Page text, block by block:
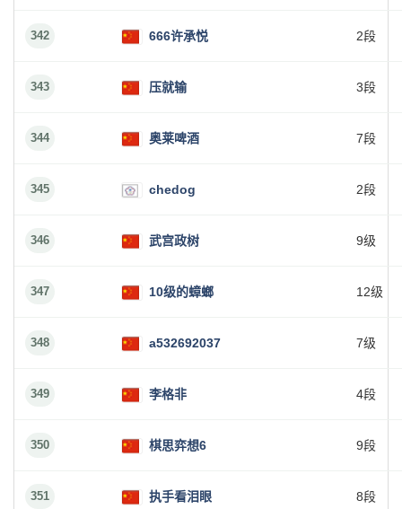
342 666许承悦 2段
343 压就输 3段
344 奥莱啤酒 7段
345 chedog 2段
346 武宫政树 9级
347 10级的蟑螂 12级
348 a532692037 7级
349 李格非 4段
350 棋思弈想6 9段
351 执手看泪眼 8段